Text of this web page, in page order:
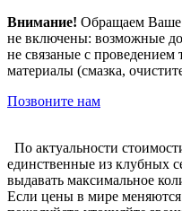
Внимание! Oбращаем Ваше
не включены: возможные
не связаные с
материалы (смазка,
Позвоните нам
По актуальности
единственные из клубных
выдавать максимальное
Если цены в мире